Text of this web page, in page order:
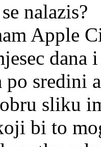
nalazis?
Apple
dana
sredini
sliku
bi to